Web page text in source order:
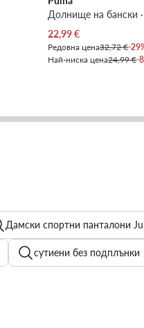
Долнище на бански
Актуална цена
22,99€
Редовна цена32,72 €-
Най-ниска цена24,99 €-
Дамски спортни панталони
сутиени без подплънки